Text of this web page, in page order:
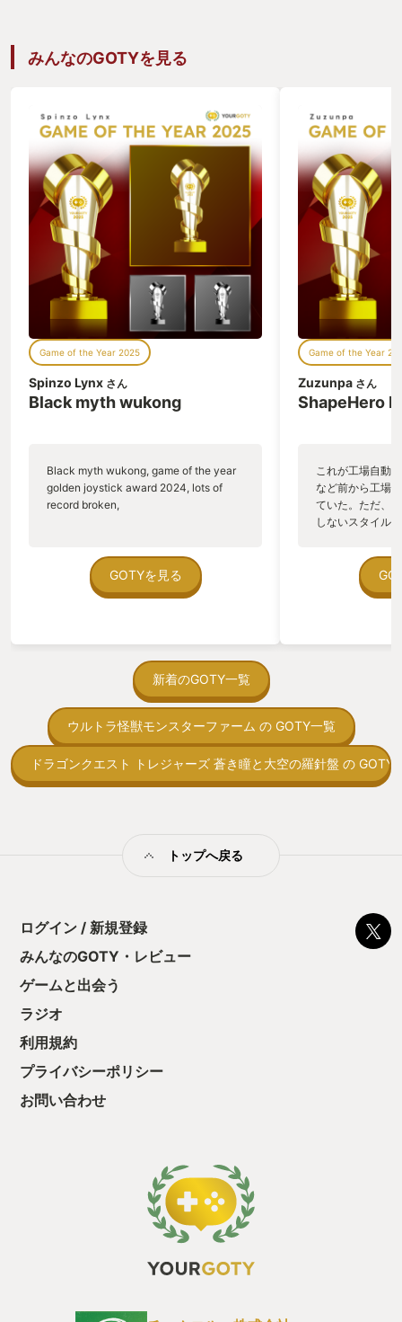
チで 様々なゲー
ゲームまでもを
モンスリープが
みんなのGOTYを見る
Game of the Year 2025
Spinzo Lynx さん
Black myth wukong
Black myth wukong, game of the year
golden joystick award 2024, lots of
record broken,
GOTYを見る
Game of the Year
Zuzunpa さん
ShapeHero
これが工場自動
など前から工場
ていた。ただ、
しないスタイル
ていた。 ただ
在を知ってから
う。気になる。
がない少しだけ
トコンベアの配
ん！このゲーム
向けか？という
の印象。 しかし
止する設定を有
う気持ちを揺る
後の報酬で「こ
ちゃうじゃぁん
新着のGOTY一覧
ウルトラ怪獣モンスターファーム の GOTY一覧
ドラゴンクエスト トレジャーズ 蒼き瞳と大空の羅針盤 の GOTY
トップへ戻る
ログイン / 新規登録
みんなのGOTY・レビュー
ゲームと出会う
ラジオ
利用規約
プライバシーポリシー
お問い合わせ